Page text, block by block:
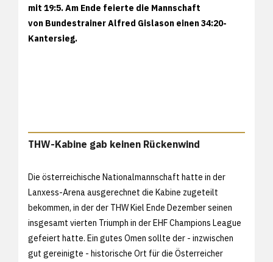
mit 19:5. Am Ende feierte die Mannschaft
von Bundestrainer Alfred Gislason einen 34:20-
Kantersieg.
THW-Kabine gab keinen Rückenwind
Die österreichische Nationalmannschaft hatte in der
Lanxess-Arena ausgerechnet die Kabine zugeteilt
bekommen, in der der THW Kiel Ende Dezember seinen
insgesamt vierten Triumph in der EHF Champions League
gefeiert hatte. Ein gutes Omen sollte der - inzwischen
gut gereinigte - historische Ort für die Österreicher